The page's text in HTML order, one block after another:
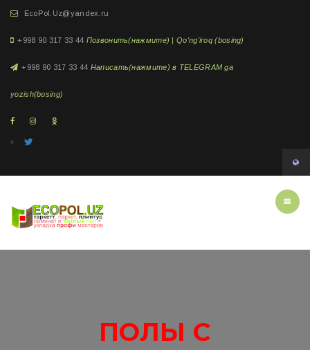
EcoPol.Uz@yandex.ru
+998 90 317 33 44 Позвонить(нажмите) | Qo'ng'iroq (bosing)
+998 90 317 33 44 Написать(нажмите) в TELEGRAM ga
yozish(bosing)
ПОЛЫ С